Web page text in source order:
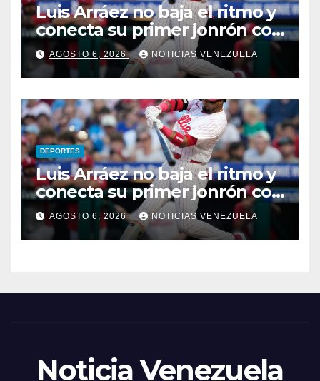
Luis Arráez no baja el ritmo y
conecta su primer jonrón con
los Filis
AGOSTO 6, 2026 NOTICIAS VENEZUELA
DEPORTES
Luis Arráez no baja el ritmo y
conecta su primer jonrón con
los Filis
AGOSTO 6, 2026 NOTICIAS VENEZUELA
Noticia Venezuela